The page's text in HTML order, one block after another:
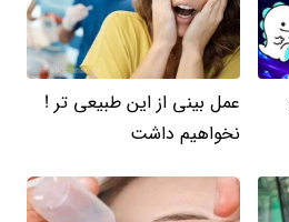
عمل بینی از این طبیعی تر !
نخواهیم داشت